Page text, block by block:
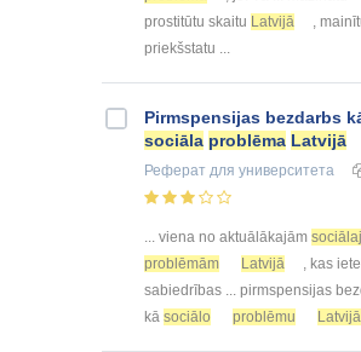
prostitūtu skaitu Latvijā
,
priekšstatu ...
Pirmspensijas bezdarbs
sociāla problēma Latvijā
Реферат для университета
... viena no aktuālākajām
problēmām
Latvijā
, kas
sabiedrības ... pirmspensijas
kā sociālo problēmu Latvijā